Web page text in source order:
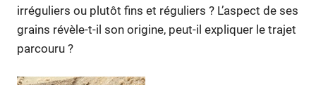
irréguliers ou plutôt fins et réguliers ? L’aspect de ses
grains révèle-t-il son origine, peut-il expliquer le trajet
parcouru ?